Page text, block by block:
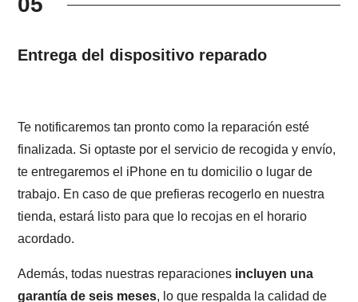
Entrega del dispositivo reparado
Te notificaremos tan pronto como la reparación esté
finalizada. Si optaste por el servicio de recogida y envío,
te entregaremos el iPhone en tu domicilio o lugar de
trabajo. En caso de que prefieras recogerlo en nuestra
tienda, estará listo para que lo recojas en el horario
acordado.
Además, todas nuestras reparaciones incluyen una
garantía de seis meses, lo que respalda la calidad de